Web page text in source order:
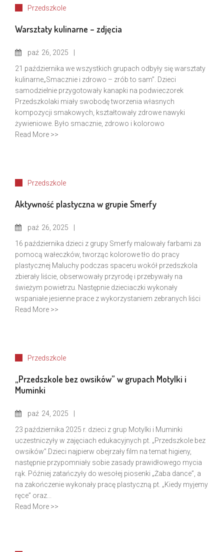
Przedszkole
Warsztaty kulinarne – zdjęcia
paź 26, 2025
21 października we wszystkich grupach odbyły się warsztaty
kulinarne„Smacznie i zdrowo – zrób to sam”. Dzieci
samodzielnie przygotowały kanapki na podwieczorek
Przedszkolaki miały swobodę tworzenia własnych
kompozycji smakowych, kształtowały zdrowe nawyki
żywieniowe. Było smacznie, zdrowo i kolorowo
Read More >>
Przedszkole
Aktywność plastyczna w grupie Smerfy
paź 26, 2025
16 października dzieci z grupy Smerfy malowały farbami za
pomocą wałeczków, tworząc kolorowe tło do pracy
plastycznej Maluchy podczas spaceru wokół przedszkola
zbierały liście, obserwowały przyrodę i przebywały na
świeżym powietrzu. Następnie dzieciaczki wykonały
wspaniałe jesienne prace z wykorzystaniem zebranych liści
Read More >>
Przedszkole
„Przedszkole bez owsików” w grupach Motylki i
Muminki
paź 24, 2025
23 października 2025 r. dzieci z grup Motylki i Muminki
uczestniczyły w zajęciach edukacyjnych pt. „Przedszkole bez
owsików”.Dzieci najpierw obejrzały film na temat higieny,
następnie przypomniały sobie zasady prawidłowego mycia
rąk. Później zatańczyły do wesołej piosenki „Żaba dance”, a
na zakończenie wykonały pracę plastyczną pt. „Kiedy myjemy
ręce” oraz...
Read More >>